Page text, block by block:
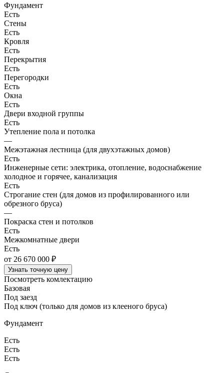
Фундамент
Есть
Стены
Есть
Кровля
Есть
Перекрытия
Есть
Перегородки
Есть
Окна
Есть
Двери входной группы
Есть
Утепление пола и потолка
—
Межэтажная лестница (для двухэтажных домов)
Есть
Инженерные сети: электрика, отопление, водоснабжение
холодное и горячее, канализация
Есть
Строгание стен (для домов из профилированного или
обрезного бруса)
—
Покраска стен и потолков
Есть
Межкомнатные двери
Есть
от 26 670 000 ₽
Узнать точную цену
Посмотреть комлектацию
Базовая
Под заезд
Под ключ (только для домов из клееного бруса)
Фундамент
Есть
Есть
Есть